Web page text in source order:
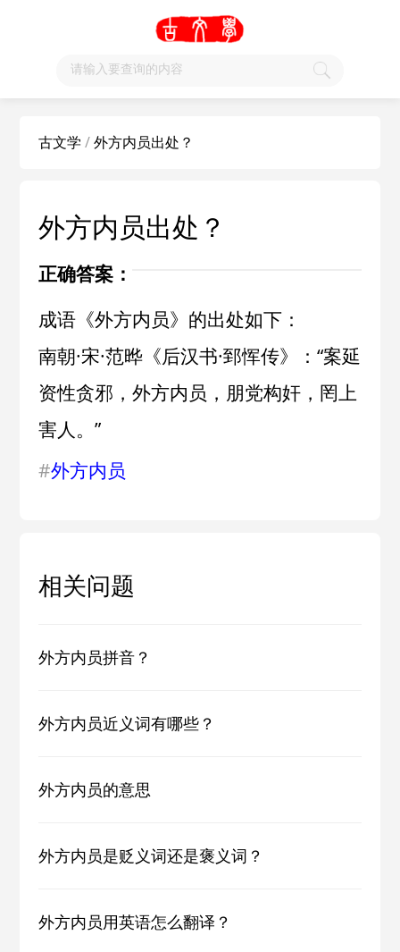
古文学 /外方内员出处？
外方内员出处？
正确答案：
成语《外方内员》的出处如下：
南朝·宋·范晔《后汉书·郅恽传》：“案延
资性贪邪，外方内员，朋党构奸，罔上
害人。”
#外方内员
相关问题
外方内员拼音？
外方内员近义词有哪些？
外方内员的意思
外方内员是贬义词还是褒义词？
外方内员用英语怎么翻译？